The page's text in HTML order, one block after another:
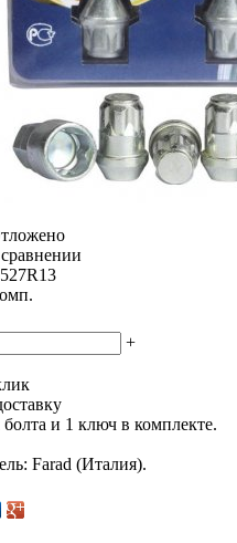
+
и 1 ключ в комплекте.
Farad (Италия).